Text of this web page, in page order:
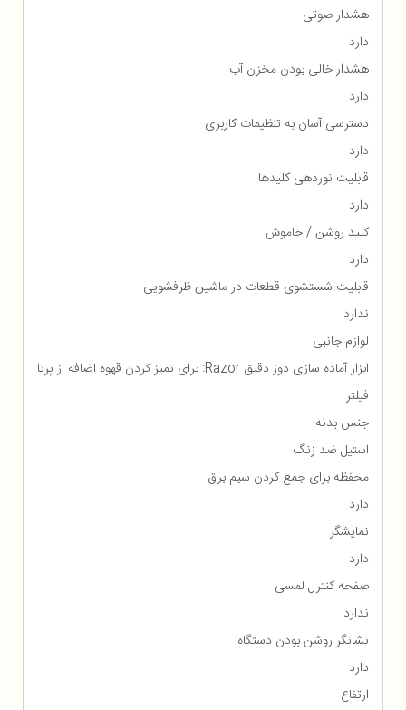
هشدار صوتی
دارد
هشدار خالی بودن مخزن آب
دارد
دسترسی آسان به تنظیمات کاربری
دارد
قابلیت نوردهی کلیدها
دارد
کلید روشن / خاموش
دارد
قابلیت شستشوی قطعات در ماشین ظرفشویی
ندارد
لوازم جانبی
ابزار آماده سازی دوز دقیق Razor: برای تمیز کردن قهوه اضافه از پرتا
فیلتر
جنس بدنه
استیل ضد زنگ
محفظه برای جمع كردن سیم برق
دارد
نمایشگر
دارد
صفحه کنترل لمسی
ندارد
نشانگر روشن بودن دستگاه
دارد
ارتفاع